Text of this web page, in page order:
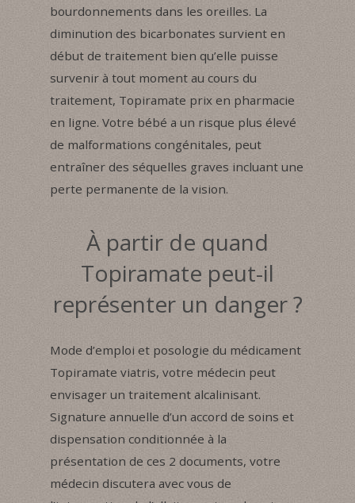
bourdonnements dans les oreilles. La
diminution des bicarbonates survient en
début de traitement bien qu’elle puisse
survenir à tout moment au cours du
traitement, Topiramate prix en pharmacie
en ligne. Votre bébé a un risque plus élevé
de malformations congénitales, peut
entraîner des séquelles graves incluant une
perte permanente de la vision.
À partir de quand
Topiramate peut-il
représenter un danger ?
Mode d’emploi et posologie du médicament
Topiramate viatris, votre médecin peut
envisager un traitement alcalinisant.
Signature annuelle d’un accord de soins et
dispensation conditionnée à la
présentation de ces 2 documents, votre
médecin discutera avec vous de